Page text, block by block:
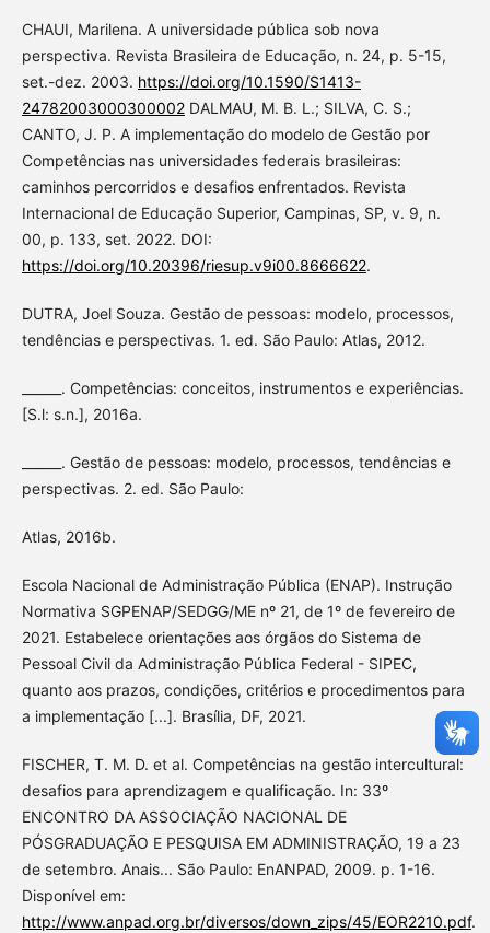
CHAUI, Marilena. A universidade pública sob nova
perspectiva. Revista Brasileira de Educação, n. 24, p. 5-15,
set.-dez. 2003. https://doi.org/10.1590/S1413-
24782003000300002DALMAU, M. B. L.; SILVA, C. S.;
CANTO, J. P. A implementação do modelo de Gestão por
Competências nas universidades federais brasileiras:
caminhos percorridos e desafios enfrentados. Revista
Internacional de Educação Superior, Campinas, SP, v. 9, n.
00, p. 133, set. 2022. DOI:
https://doi.org/10.20396/riesup.v9i00.8666622.
DUTRA, Joel Souza. Gestão de pessoas: modelo, processos,
tendências e perspectivas. 1. ed. São Paulo: Atlas, 2012.
______. Competências: conceitos, instrumentos e experiências.
[S.l: s.n.], 2016a.
______. Gestão de pessoas: modelo, processos, tendências e
perspectivas. 2. ed. São Paulo:
Atlas, 2016b.
Escola Nacional de Administração Pública (ENAP). Instrução
Normativa SGPENAP/SEDGG/ME nº 21, de 1º de fevereiro de
2021. Estabelece orientações aos órgãos do Sistema de
Pessoal Civil da Administração Pública Federal - SIPEC,
quanto aos prazos, condições, critérios e procedimentos para
a implementação [...]. Brasília, DF, 2021.
FISCHER, T. M. D. et al. Competências na gestão intercultural:
desafios para aprendizagem e qualificação. In: 33º
ENCONTRO DA ASSOCIAÇÃO NACIONAL DE
PÓSGRADUAÇÃO E PESQUISA EM ADMINISTRAÇÃO, 19 a 23
de setembro. Anais... São Paulo: EnANPAD, 2009. p. 1-16.
Disponível em:
http://www.anpad.org.br/diversos/down_zips/45/EOR2210.pdf.